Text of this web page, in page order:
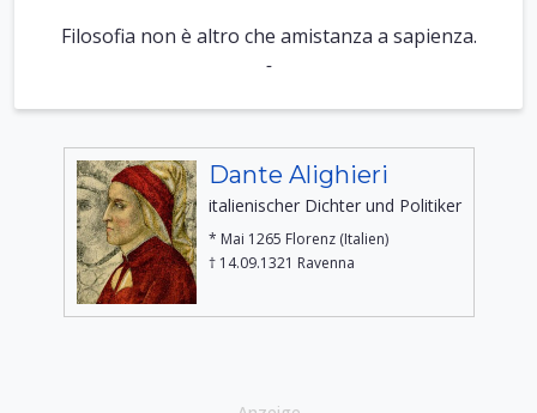
Filosofia non è altro che amistanza a sapienza.
-
Dante Alighieri
italienischer Dichter und Politiker
* Mai 1265 Florenz (Italien)
† 14.09.1321 Ravenna